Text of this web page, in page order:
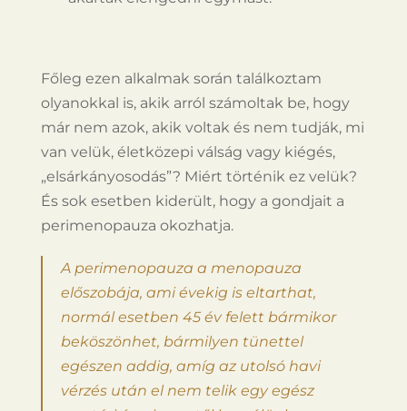
Főleg ezen alkalmak során találkoztam
olyanokkal is, akik arról számoltak be, hogy
már nem azok, akik voltak és nem tudják, mi
van velük, életközepi válság vagy kiégés,
„elsárkányosodás”? Miért történik ez velük?
És sok esetben kiderült, hogy a gondjait a
perimenopauza okozhatja.
A perimenopauza a menopauza
előszobája, ami évekig is eltarthat,
normál esetben 45 év felett bármikor
beköszönhet, bármilyen tünettel
egészen addig, amíg az utolsó havi
vérzés után el nem telik egy egész